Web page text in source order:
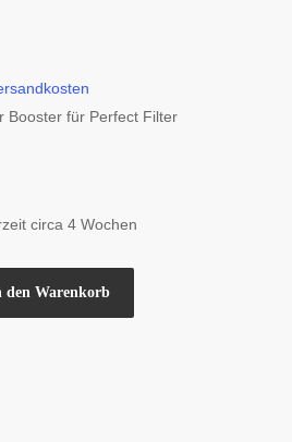
Booster für Perfect Filter
circa 4 Wochen
den Warenkorb